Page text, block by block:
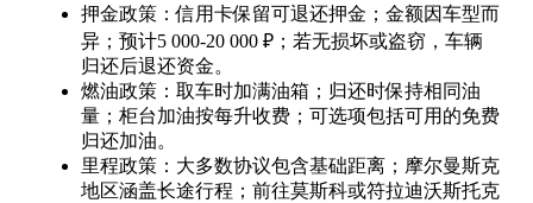
押金政策：信用卡保留可退还押金；金额因车型而
异；预计5 000-20 000 ₽；若无损坏或盗窃，车辆
归还后退还资金。
燃油政策：取车时加满油箱；归还时保持相同油
量；柜台加油按每升收费；可选项包括可用的免费
归还加油。
里程政策：大多数协议包含基础距离；摩尔曼斯克
地区涵盖长途行程；前往莫斯科或符拉迪沃斯托克